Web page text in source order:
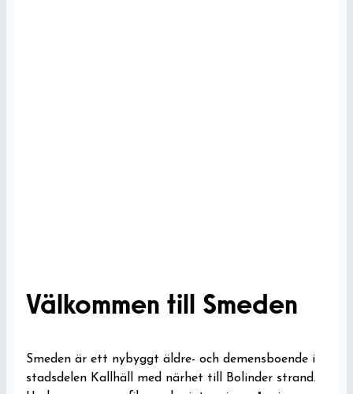
Välkommen till Smeden
Smeden är ett nybyggt äldre- och demensboende i
stadsdelen Kallhäll med närhet till Bolinder strand.